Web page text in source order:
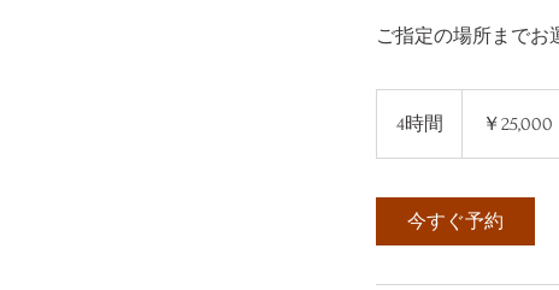
ご指定の場所までお
4時間
時
￥25,000
今すぐ予約